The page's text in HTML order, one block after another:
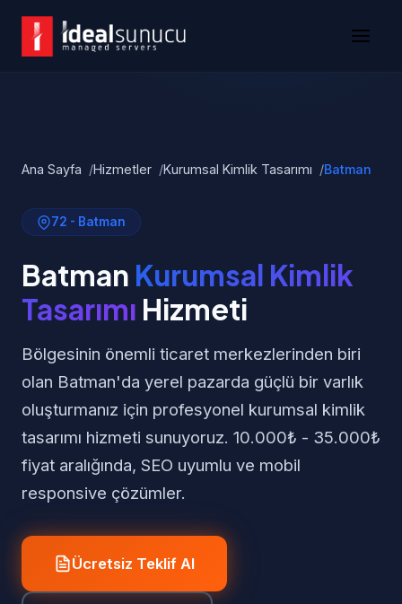
Ana Sayfa Hizmetler Kurumsal Kimlik Tasarımı Batman
72 - Batman
Batman Kurumsal Kimlik
Tasarımı Hizmeti
Bölgesinin önemli ticaret merkezlerinden biri
olan Batman'da yerel pazarda güçlü bir varlık
oluşturmanız için profesyonel kurumsal kimlik
tasarımı hizmeti sunuyoruz. 10.000₺ - 35.000₺
fiyat aralığında, SEO uyumlu ve mobil
responsive çözümler.
Ücretsiz Teklif Al